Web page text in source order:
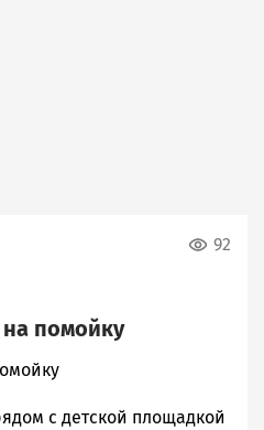
92
на помойку
с детской площадкой